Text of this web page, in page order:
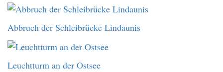
Abbruch der Schleibrücke Lindaunis
Leuchtturm an der Ostsee